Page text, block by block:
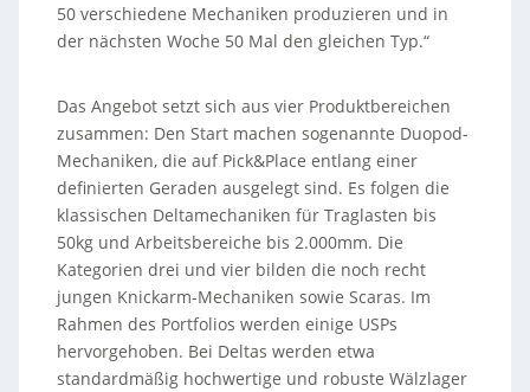
50 verschiedene Mechaniken produzieren und in
der nächsten Woche 50 Mal den gleichen Typ.“
Das Angebot setzt sich aus vier Produktbereichen
zusammen: Den Start machen sogenannte Duopod-
Mechaniken, die auf Pick&Place entlang einer
definierten Geraden ausgelegt sind. Es folgen die
klassischen Deltamechaniken für Traglasten bis
50kg und Arbeitsbereiche bis 2.000mm. Die
Kategorien drei und vier bilden die noch recht
jungen Knickarm-Mechaniken sowie Scaras. Im
Rahmen des Portfolios werden einige USPs
hervorgehoben. Bei Deltas werden etwa
standardmäßig hochwertige und robuste Wälzlager